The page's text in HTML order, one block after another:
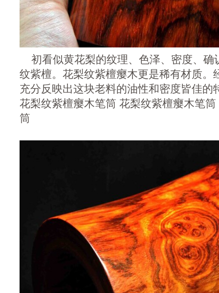
初看似黄花梨的纹理、色泽、密度、确
纹紫檀。花梨纹紫檀瘿木更是稀有材质。
充分反映出这块老料的油性和密度皆佳的
花梨纹紫檀瘿木笔筒 花梨纹紫檀瘿木笔
筒